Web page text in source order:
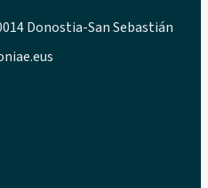
Donostia-San Sebastián